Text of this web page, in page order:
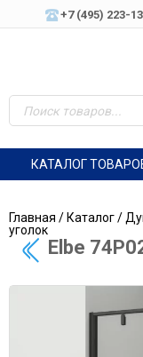
+7 (495) 223-
КАТАЛОГ
Главная /Каталог/
уголок
Elbe